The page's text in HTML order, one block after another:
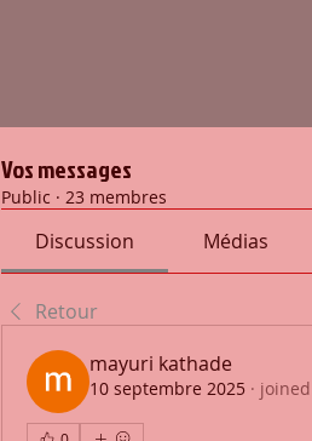
Vos messages
Public · 23 membres
Discussion Médias
Retour
mayuri kathade
10 septembre 2025 ·